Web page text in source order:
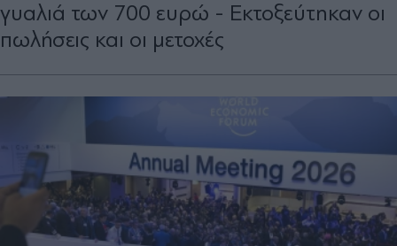
γυαλιά των 700 ευρώ - Εκτοξεύτηκαν οι
πωλήσεις και οι μετοχές